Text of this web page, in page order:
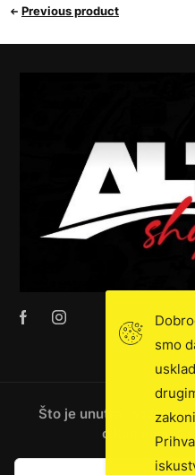
Previous product
Što je unutra: novosti,
o kamionima i
smo